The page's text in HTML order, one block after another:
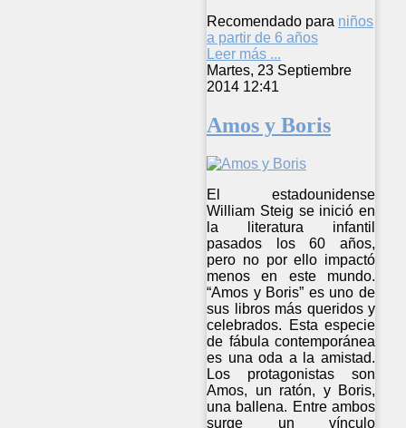
Recomendado para niños
a partir de 6 años
Leer más ...
Martes, 23 Septiembre
2014 12:41
Amos y Boris
El estadounidense
William Steig se inició en
la literatura infantil
pasados los 60 años,
pero no por ello impactó
menos en este mundo.
“Amos y Boris” es uno de
sus libros más queridos y
celebrados. Esta especie
de fábula contemporánea
es una oda a la amistad.
Los protagonistas son
Amos, un ratón, y Boris,
una ballena. Entre ambos
surge un vínculo